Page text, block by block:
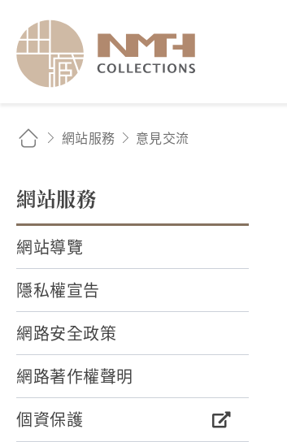
網站服務 意見交流
網站服務
網站導覽
隱私權宣告
網路安全政策
網路著作權聲明
個資保護